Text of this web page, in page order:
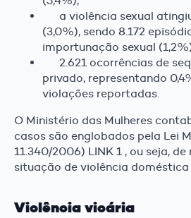
a violência sexual
(3,0%), sendo 8.172
importunação sexual
2.621 ocorrências de
privado, representando
violações reportadas.
O Ministério das Mulheres
casos são englobados pela Lei
11.340/2006) LINK 1 , ou seja, de
situação de violência doméstica
Violência vicária